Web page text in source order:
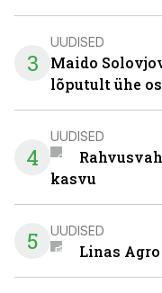
3
UUDISED
Maido
lõputult ühe
4
UUDISED
kasvu
5 UUDISED
Linas